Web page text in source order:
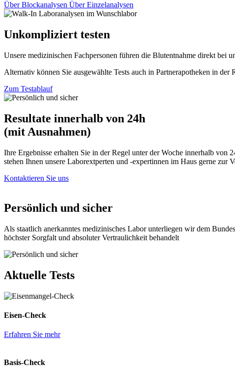
Über Blockanalysen Über Einzelanalysen
Unkompliziert testen
Unsere medizinischen Fachpersonen führen die Blutentnahme direkt bei
Alternativ können Sie ausgewählte Tests auch in Partnerapotheken in der
Zum Testablauf
Resultate innerhalb von 24h
(mit Ausnahmen)
Ihre Ergebnisse erhalten Sie in der Regel unter der Woche innerhalb
stehen Ihnen unsere Laborextperten und -expertinnen im Haus gerne zur
Kontaktieren Sie uns
Persönlich und sicher
Als staatlich anerkanntes medizinisches Labor unterliegen wir dem
höchster Sorgfalt und absoluter Vertraulichkeit behandelt
Aktuelle Tests
Eisen-Check
Erfahren Sie mehr
Basis-Check